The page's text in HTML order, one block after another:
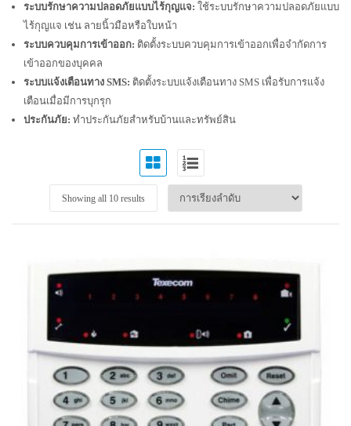
ระบบรักษาความปลอดภัยแบบไร้กุญแจ: ใช้ระบบรักษาความปลอดภัยแบบ
ไร้กุญแจ เช่น ลายนิ้วมือหรือใบหน้า
ระบบควบคุมการเข้าออก: ติดตั้งระบบควบคุมการเข้าออกเพื่อจำกัดการ
เข้าออกของบุคคล
ระบบแจ้งเตือนทาง SMS: ติดตั้งระบบแจ้งเตือนทาง SMS เพื่อรับการแจ้ง
เตือนเมื่อมีการบุกรุก
ประกันภัย: ทำประกันภัยสำหรับบ้านและทรัพย์สิน
Showing all 10 results